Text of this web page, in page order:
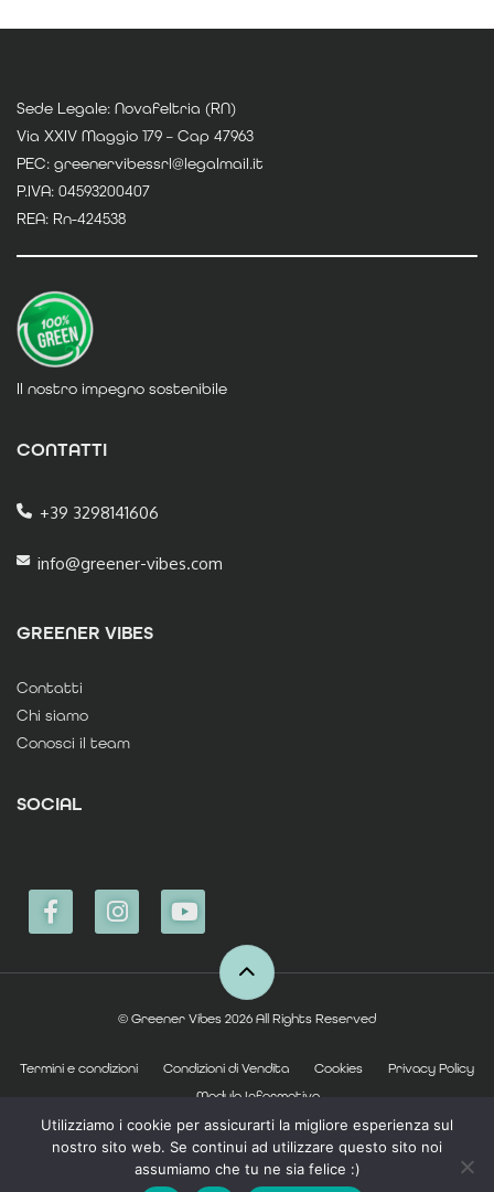
Sede Legale: Novafeltria (RN)
Via XXIV Maggio 179 – Cap 47963
PEC: greenervibessrl@legalmail.it
P.IVA: 04593200407
REA: Rn-424538
Il nostro impegno sostenibile
CONTATTI
+39 3298141606
info@greener-vibes.com
GREENER VIBES
Contatti
Chi siamo
Conosci il team
SOCIAL
© Greener Vibes 2026 All Rights Reserved
Termini e condizioni Condizioni di Vendita Cookies
Privacy Policy
Modulo Informativo
Utilizziamo i cookie per assicurarti la migliore esperienza sul
nostro sito web. Se continui ad utilizzare questo sito noi
assumiamo che tu ne sia felice :)